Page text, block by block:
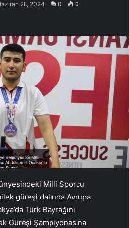
28, 2024 0 0
Milli Sporcu
güreşi dalında Avrupa
Türk Bayrağını
Güreşi Şampiyonasına